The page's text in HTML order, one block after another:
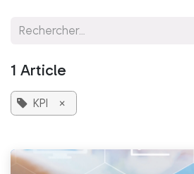
1 Article
KPI ×